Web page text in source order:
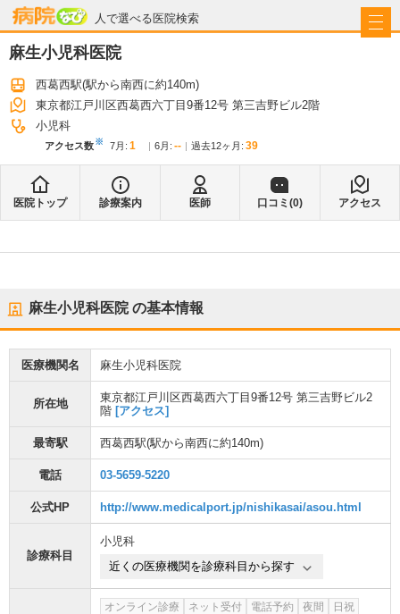
人で選べる医院検索
病院なび
麻生小児科医院
西葛西駅(駅から南西に約140m)
東京都江戸川区西葛西六丁目9番12号 第三吉野ビル2階
小児科
アクセス数※ 7月 : 1 6月 : -- 過去12ヶ月: 39
医院トップ 診療案内 医師 口コミ(0) アクセス
麻生小児科医院の基本情報
医療機関名 麻生小児科医院
所在地
東京都江戸川区西葛西六丁目9番12号 第三吉野ビル2
階 [アクセス]
最寄駅 西葛西駅(駅から南西に約140m)
電話 03-5659-5220
公式HP http://www.medicalport.jp/nishikasai/asou.html
診療科目
小児科
近くの医療機関を診療科目から探す
オンライン診療 ネット受付 電話予約 夜間
日祝